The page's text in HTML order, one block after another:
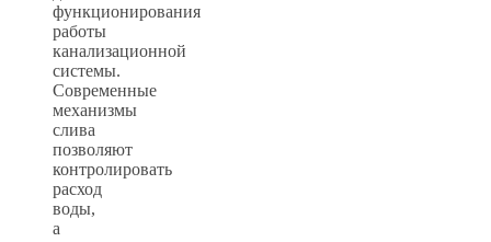
функционирования
работы
канализационной
системы.
Современные
механизмы
слива
позволяют
контролировать
расход
воды,
а